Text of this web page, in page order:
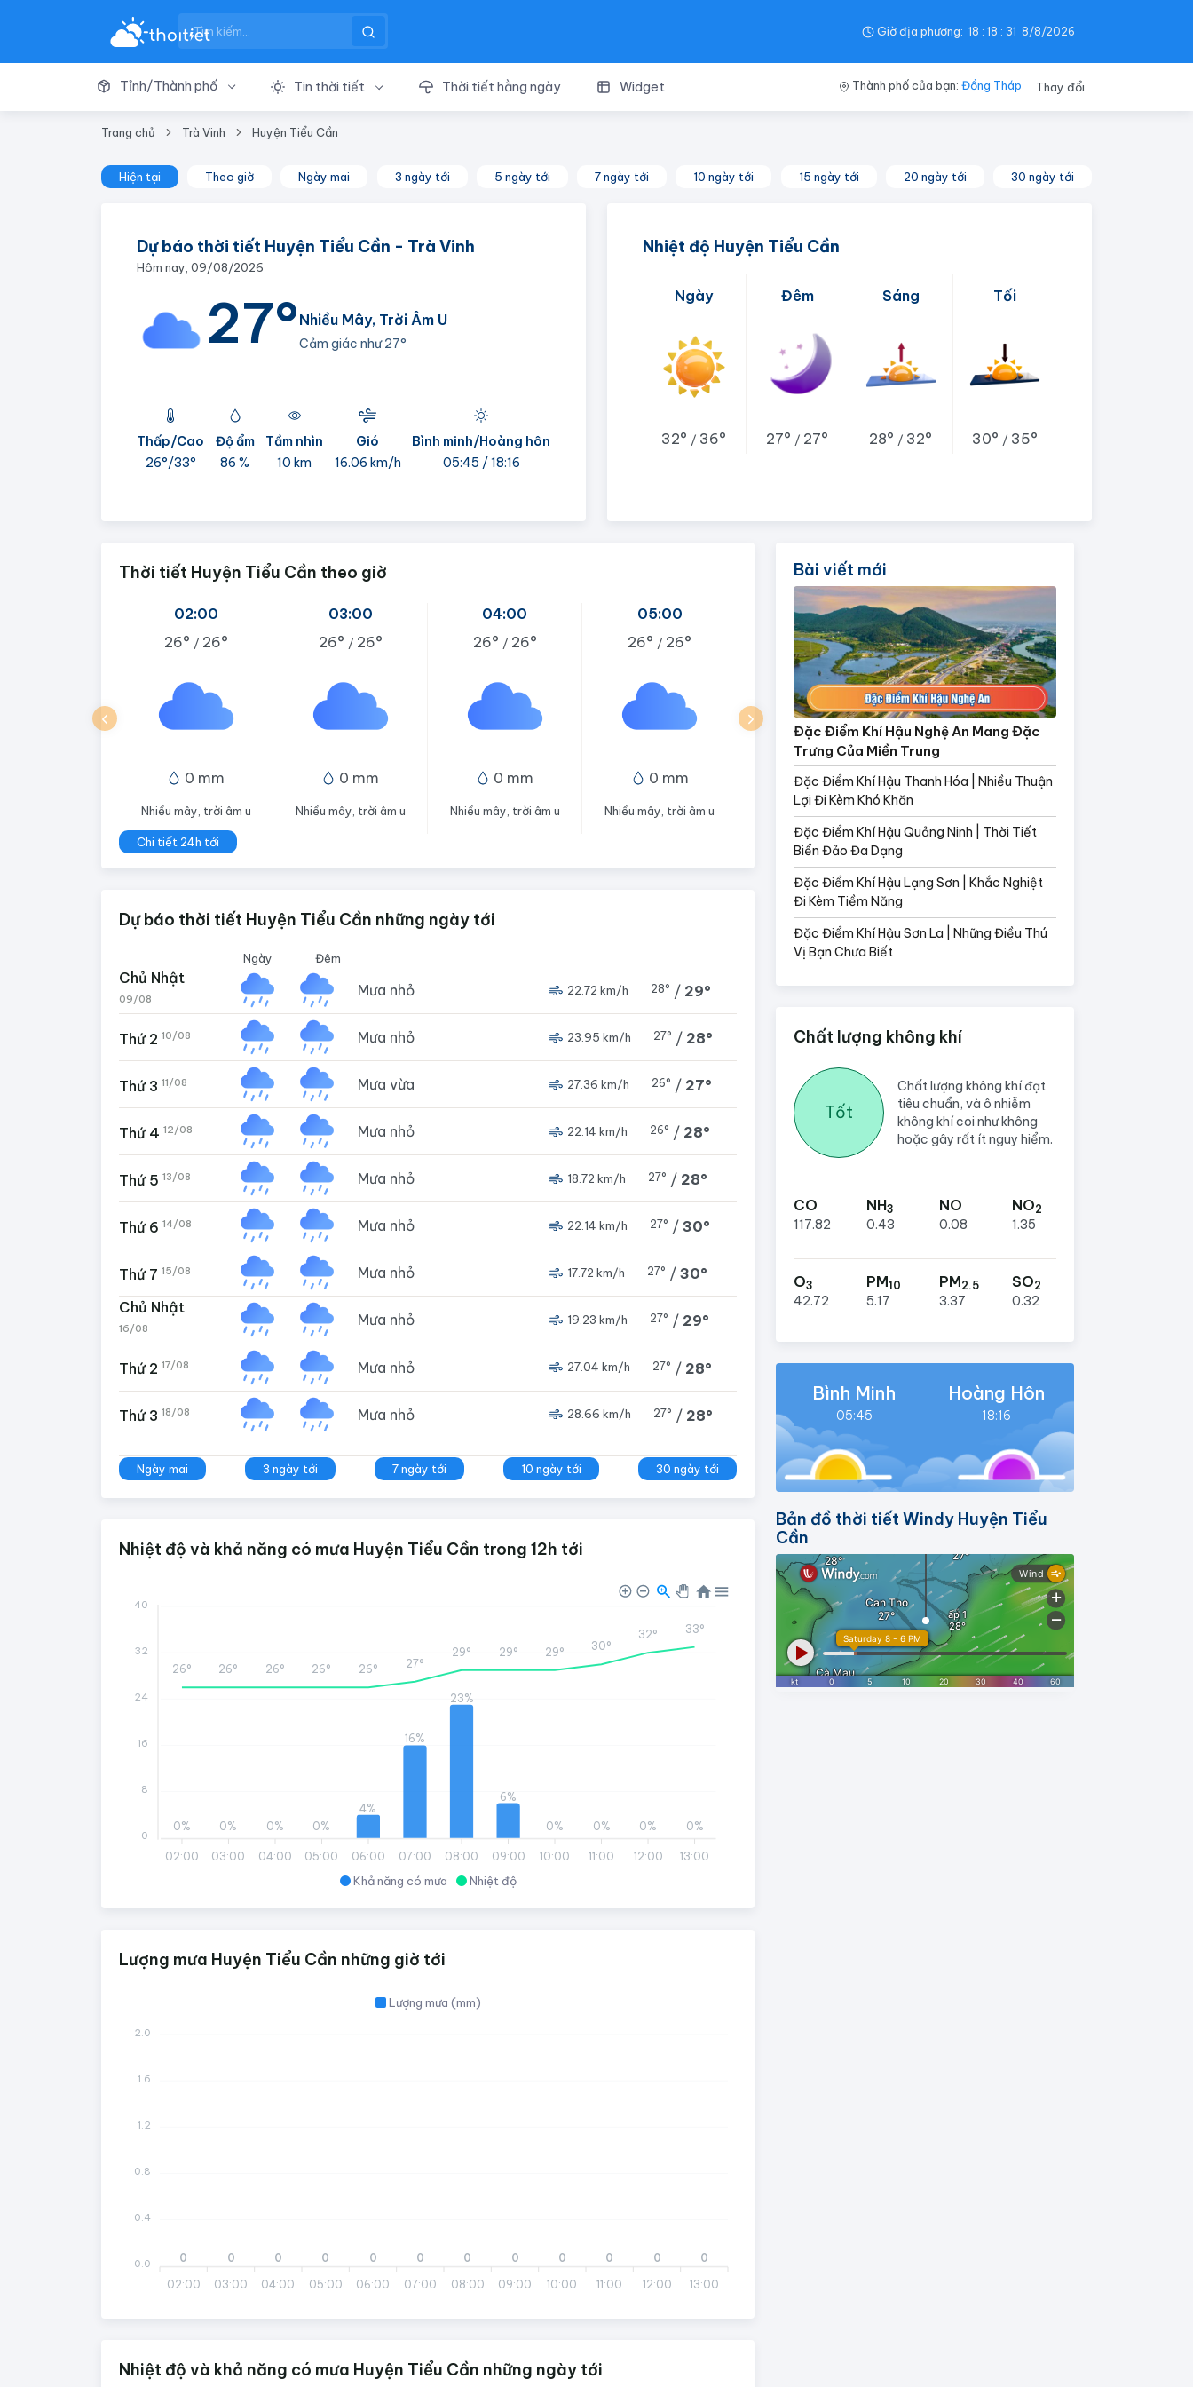
Giờ địa phương: 18 : 18 : 32 8/8/2026
Tỉnh/Thành phố Tin thời tiết Thời tiết hằng ngày Widget Thành phố của bạn: Đồng Tháp Thay đổi
Trang chủ Trà Vinh Huyện Tiểu Cần
Hiện tại Theo giờ Ngày mai 3 ngày tới 5 ngày tới 7 ngày tới 10 ngày tới 15 ngày tới 20 ngày tới 30 ngày tới
Dự báo thời tiết Huyện Tiểu Cần - Trà Vinh
Hôm nay, 09/08/2026
27° Nhiều Mây, Trời Âm U
Cảm giác như27°
Thấp/Cao
26°/33°
Độ ẩm
86 %
Tầm nhìn
10 km
Gió
16.06 km/h
Bình minh/Hoàng hôn
05:45 / 18:16
Nhiệt độ Huyện Tiểu Cần
Ngày
32° / 36°
Đêm
27° / 27°
Sáng
28° / 32°
Tối
30° / 35°
Thời tiết Huyện Tiểu Cần theo giờ
02:00
26° / 26°
0 mm
Nhiều mây, trời âm u
03:00
26° / 26°
0 mm
Nhiều mây, trời âm u
04:00
26° / 26°
0 mm
Nhiều mây, trời âm u
05:00
26° / 26°
0 mm
Nhiều mây, trời âm u
Chi tiết 24h tới
Dự báo thời tiết Huyện Tiểu Cần những ngày tới
Ngày Đêm
Chủ Nhật
09/08 Mưa nhỏ 22.72 km/h 28° / 29°
Thứ 2 10/08 Mưa nhỏ 23.95 km/h 27° / 28°
Thứ 3 11/08 Mưa vừa 27.36 km/h 26° / 27°
Thứ 4 12/08 Mưa nhỏ 22.14 km/h 26° / 28°
Thứ 5 13/08 Mưa nhỏ 18.72 km/h 27° / 28°
Thứ 6 14/08 Mưa nhỏ 22.14 km/h 27° / 30°
Thứ 7 15/08 Mưa nhỏ 17.72 km/h 27° / 30°
Chủ Nhật
16/08 Mưa nhỏ 19.23 km/h 27° / 29°
Thứ 2 17/08 Mưa nhỏ 27.04 km/h 27° / 28°
Thứ 3 18/08 Mưa nhỏ 28.66 km/h 27° / 28°
Ngày mai 3 ngày tới 7 ngày tới 10 ngày tới 30 ngày tới
Nhiệt độ và khả năng có mưa Huyện Tiểu Cần trong 12h tới
Khả năng có mưa Nhiệt độ
02:00 03:00 04:00 05:00 06:00 07:00 08:00 09:00 10:00 11:00 12:00 13:00
0% 0% 0% 0%
4%
16%
23%
6%
0% 0% 0% 0%
26° 26° 26° 26° 26° 27°
29° 29° 29° 30°
32° 33°
40
32
24
16
8
0
Lượng mưa Huyện Tiểu Cần những giờ tới
Lượng mưa (mm)
02:00 03:00 04:00 05:00 06:00 07:00 08:00 09:00 10:00 11:00 12:00 13:00
0 0 0 0 0 0 0 0 0 0 0 0
2.0
1.6
1.2
0.8
0.4
0.0
Nhiệt độ và khả năng có mưa Huyện Tiểu Cần những ngày tới
Bài viết mới
Đặc Điểm Khí Hậu Nghệ An Mang Đặc
Trưng Của Miền Trung
Đặc Điểm Khí Hậu Thanh Hóa | Nhiều Thuận
Lợi Đi Kèm Khó Khăn
Đặc Điểm Khí Hậu Quảng Ninh | Thời Tiết
Biển Đảo Đa Dạng
Đặc Điểm Khí Hậu Lạng Sơn | Khắc Nghiệt
Đi Kèm Tiềm Năng
Đặc Điểm Khí Hậu Sơn La | Những Điều Thú
Vị Bạn Chưa Biết
Chất lượng không khí
Tốt
Chất lượng không khí đạt
tiêu chuẩn, và ô nhiễm
không khí coi như không
hoặc gây rất ít nguy hiểm.
CO
117.82
NH3
0.43
NO
0.08
NO2
1.35
O3
42.72
PM10
5.17
PM2.5
3.37
SO2
0.32
Bình Minh
05:45
Hoàng Hôn
18:16
Bản đồ thời tiết Windy Huyện Tiểu
Cần